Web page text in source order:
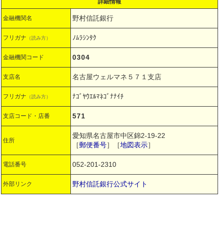
詳細情報
金融機関名 野村信託銀行
フリガナ （読み方） ﾉﾑﾗｼﾝﾀｸ
金融機関コード 0304
支店名 名古屋ウェルマネ５７１支店
フリガナ （読み方） ﾅｺﾞﾔｳｴﾙﾏﾈｺﾞﾅﾅｲﾁ
支店コード・店番 571
住所
愛知県名古屋市中区錦2-19-22
［郵便番号］［地図表示］
電話番号 052-201-2310
外部リンク 野村信託銀行公式サイト